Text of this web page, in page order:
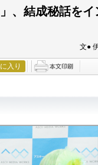
、結成秘話をイ
文●
入り